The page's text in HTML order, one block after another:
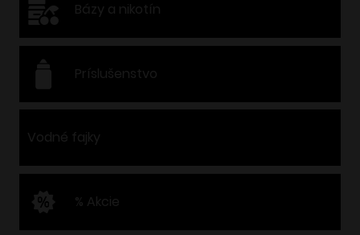
Bázy a nikotín
Príslušenstvo
Vodné fajky
% Akcie